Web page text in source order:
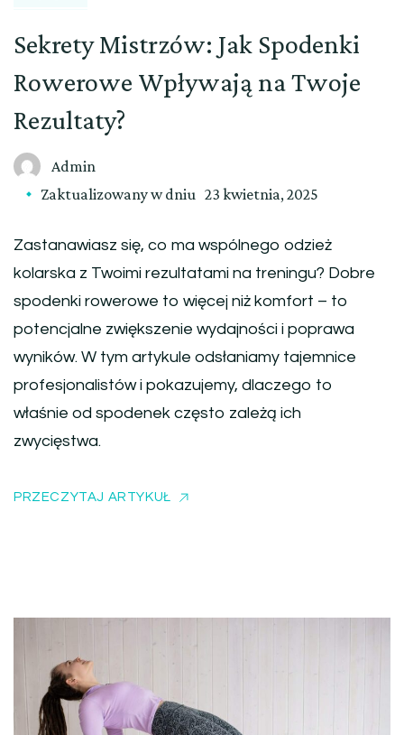
Sekrety Mistrzów: Jak Spodenki
Rowerowe Wpływają na Twoje
Rezultaty?
Admin
Zaktualizowany w dniu 23 kwietnia, 2025
Zastanawiasz się, co ma wspólnego odzież
kolarska z Twoimi rezultatami na treningu? Dobre
spodenki rowerowe to więcej niż komfort – to
potencjalne zwiększenie wydajności i poprawa
wyników. W tym artykule odsłaniamy tajemnice
profesjonalistów i pokazujemy, dlaczego to
właśnie od spodenek często zależą ich
zwycięstwa.
PRZECZYTAJ ARTYKUŁ